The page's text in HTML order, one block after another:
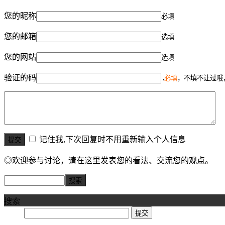
您的昵称 必填
您的邮箱 选填
您的网站 选填
验证的码 必填，不填不让过
记住我,下次回复时不用重新输入个人信息
◎欢迎参与讨论，请在这里发表您的看法、交流您的观点。
搜索